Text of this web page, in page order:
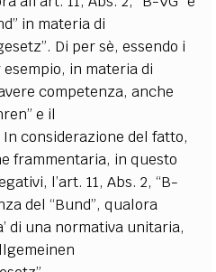
in materia di
Di per sè, essendo i
in materia di
competenza, anche
e il
considerazione del fatto,
frammentaria, in questo
l’art. 11, Abs. 2, “B-
del “Bund”, qualora
di una normativa unitaria,